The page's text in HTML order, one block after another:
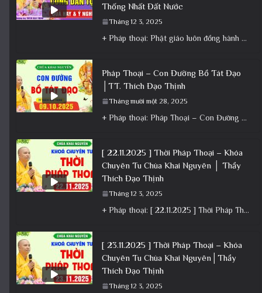
Thống Nhất Đất Nước
Tháng 12 3, 2025
+ Pháp thoại: Phật giáo luôn đồng hành cùng Dân tộc – Bài giảng ý nghĩa nhân dịp 30/4 ngày
Pháp Thoại – Con Đường Bồ Tát Đạo
│TT. Thích Đạo Thịnh
Tháng mười một 28, 2025
+ Pháp thoại: Pháp Thoại – Con Đường Bồ Tát Đạo │TT. Thích Đạo Thịnh + Album: Pháp Thoại +
[ 22.11.2025 ] Thời Pháp Thoại – Khóa
Chuyên Tu Chùa Khai Nguyên │ Thầy
Thích Đạo Thịnh
Tháng 12 3, 2025
+ Pháp thoại: [ 22.11.2025 ] Thời Pháp Thoại – Khóa Chuyên Tu Chùa Khai Nguyên │ Thầy Thích Đạo
[ 23.11.2025 ] Thời Pháp Thoại – Khóa
Chuyên Tu Chùa Khai Nguyên│Thầy
Thích Đạo Thịnh
Tháng 12 3, 2025